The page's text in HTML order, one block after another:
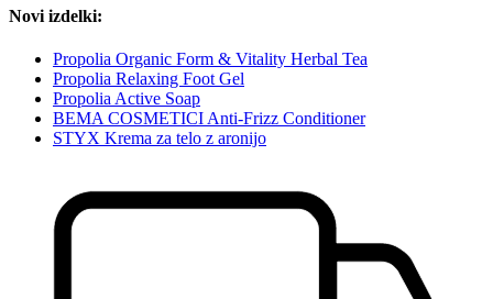
Novi izdelki:
Propolia Organic Form & Vitality Herbal Tea
Propolia Relaxing Foot Gel
Propolia Active Soap
BEMA COSMETICI Anti-Frizz Conditioner
STYX Krema za telo z aronijo